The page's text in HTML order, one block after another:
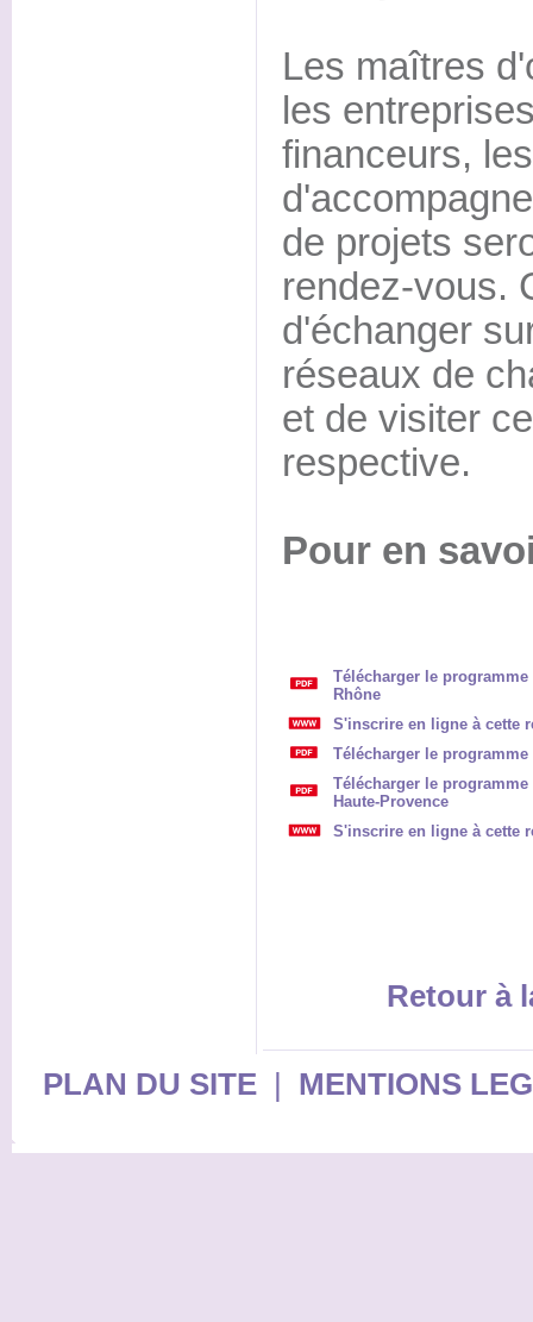
Les maîtres
les
financeurs,
de projets
rendez-vous.
d'échanger
réseaux de
et de visiter
respective.
Pour en
Télécharger le
Rhône
S'inscrire en ligne à cette
Télécharger le
Télécharger le
Haute-Provence
S'inscrire en ligne à cette
Retour à
PLAN DU SITE| MENTIONS